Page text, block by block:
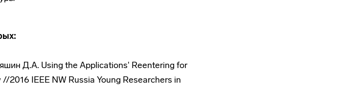
Д.А. Using the Applications' Reentering for
2016 IEEE NW Russia Young Researchers in